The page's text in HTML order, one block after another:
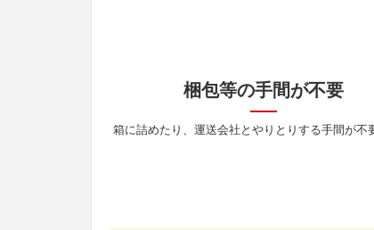
梱包等の手間が不要
箱に詰めたり、運送会社とやりとりする手間が不